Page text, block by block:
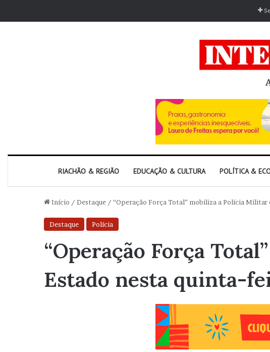
RIACHÃO & REGIÃO EDUCAÇÃO & CULTURA POLÍTICA &
Início / Destaque / “Operação Força Total” mobiliza a Polícia
Destaque Polícia
“Operação Força
Estado nesta quinta-